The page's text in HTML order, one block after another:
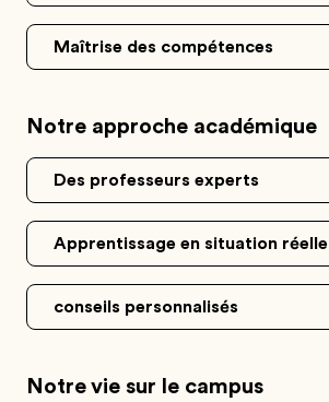
Maîtrise des compétences
Notre approche académique
Des professeurs experts
Apprentissage en situation réelle
conseils personnalisés
Notre vie sur le campus